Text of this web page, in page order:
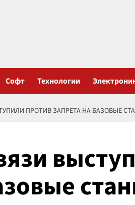
Софт Технологии
ПРОТИВ ЗАПРЕТА НА БАЗОВЫЕ